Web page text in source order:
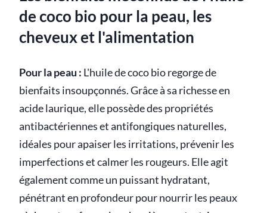
de coco bio pour la peau, les
cheveux et l'alimentation
Pour la peau : L'huile de coco bio regorge de
bienfaits insoupçonnés. Grâce à sa richesse en
acide laurique, elle possède des propriétés
antibactériennes et antifongiques naturelles,
idéales pour apaiser les irritations, prévenir les
imperfections et calmer les rougeurs. Elle agit
également comme un puissant hydratant,
pénétrant en profondeur pour nourrir les peaux